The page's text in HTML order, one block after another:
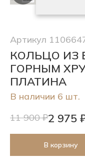
Артикул
КОЛЬЦО ИЗ
ГОРНЫМ
ПЛАТИНА
В наличии 6 шт.
11 900 ₽2 975
В корзину